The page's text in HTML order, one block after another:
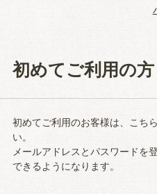
初めてご利用の
初めてご利用のお客様は、こち
い。
メールアドレスとパスワードを
できるようになります。